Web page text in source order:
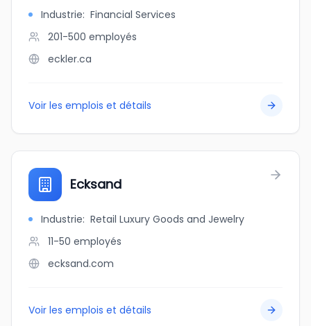
Industrie: Financial Services
201-500 employés
eckler.ca
Voir les emplois et détails
Ecksand
Industrie: Retail Luxury Goods and Jewelry
11-50 employés
ecksand.com
Voir les emplois et détails